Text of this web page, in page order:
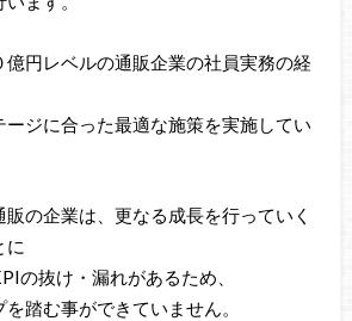
億円レベルの通販企業の社員実務の経
ージに合った最適な施策を実施してい
の企業は、更なる成長を行っていく
に
の抜け・漏れがあるため、
踏む事ができていません。